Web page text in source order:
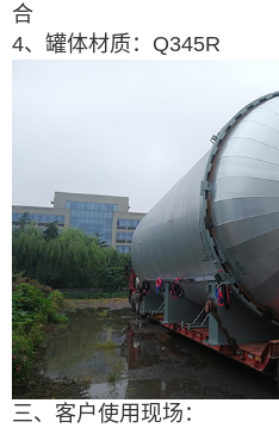
合
4、罐体材质：Q345R
三、客户使用现场：